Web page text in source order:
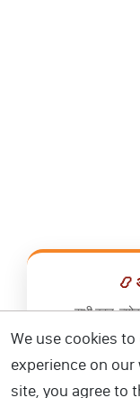
📿
सभी व्रत,
We use cookies
experience on
site, you agree to